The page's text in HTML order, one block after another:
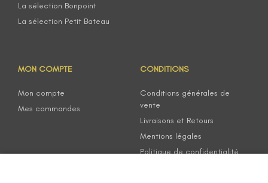
La sélection Bonpoint
La sélection Petit Bateau
MON COMPTE
Mon compte
Mes commandes
CONDITIONS
Conditions générales de
vente
Livraisons et Retours
Mentions légales
Politique de confidentialité